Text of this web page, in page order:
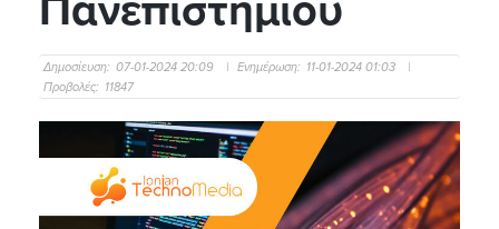
Δημοσίευση: 07-01-2024 20:09 | Ενημέρωση: 11-01-2024 01:03
|
Προβολές: 11847